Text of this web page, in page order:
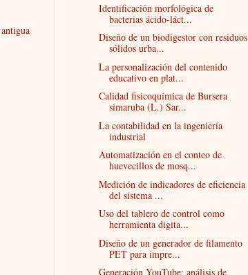
Identificación morfológica de
bacterias ácido-láct...
Diseño de un biodigestor con residuos
sólidos urba...
La personalización del contenido
educativo en plat...
Calidad fisicoquímica de Bursera
simaruba (L.) Sar...
La contabilidad en la ingeniería
industrial
Automatización en el conteo de
huevecillos de mosq...
Medición de indicadores de eficiencia
del sistema ...
Uso del tablero de control como
herramienta digita...
Diseño de un generador de filamento
PET para impre...
Generación YouTube: análisis de